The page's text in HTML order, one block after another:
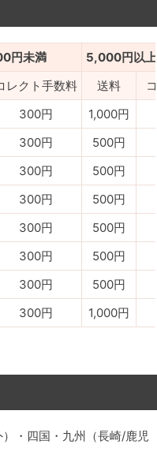
円未満
5,000円以
レクト手数料 送料
300円
1,000円
300円
500円
300円
500円
300円
500円
300円
500円
300円
500円
300円
500円
300円 1,000円
・四国・九州（長崎/鹿児